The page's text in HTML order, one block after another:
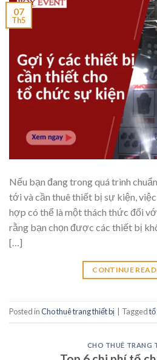
07
Th5
Nếu bạn đang trong quá trình
tới và cần thuê thiết bị sự kiện,
hợp có thể là một thách thức đối
rằng bạn chọn được các thiết bị
[…]
CONTINUE
Posted inCho thuê trang thiết bị Taggedtổ
CHO THUÊ TRANG